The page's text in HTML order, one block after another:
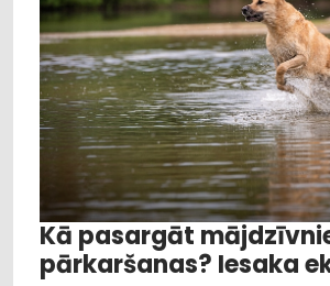
Kā pasargāt
pārkaršanas? Iesaka